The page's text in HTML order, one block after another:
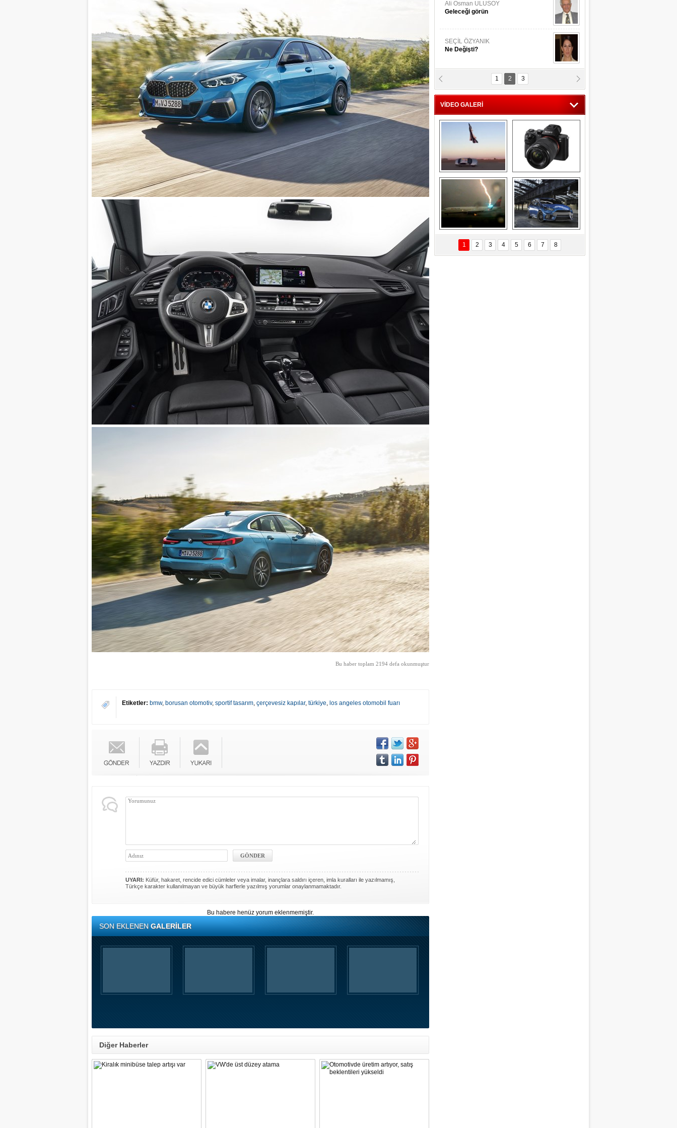
Bu haber toplam 2194 defa okunmuştur
Etiketler: bmw, borusan otomotiv, sportif tasarım, çerçevesiz kapılar, türkiye, los angeles otomobil fuarı
UYARI: Küfür, hakaret, rencide edici cümleler veya imalar, inançlara saldırı içeren, imla kuralları ile yazılmamış,
Türkçe karakter kullanılmayan ve büyük harflerle yazılmış yorumlar onaylanmamaktadır.
Bu habere henüz yorum eklenmemiştir.
SON EKLENENGALERİLER
Diğer Haberler
Ali Osman ULUSOY
Geleceği görün
SEÇİL ÖZYANIK
Ne Değişti?
MERİÇ KÖYATASI
Bayraksız Vatan !
1 2 3
VİDEO GALERİ
Savaş uçağı
pilotundan
muhteşem gösteri
Sony Alpha 7R II ön
inceleme
Delta uçağına
yıldırım çarptı
Ford Focus RS
(2015)
1 2 3 4 5 6 7 8